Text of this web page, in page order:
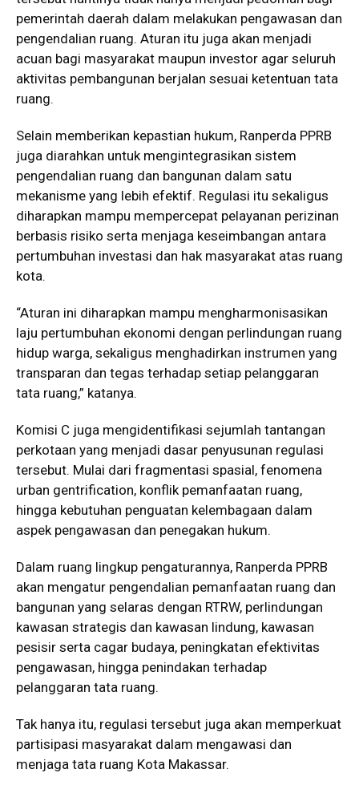
pemerintah daerah dalam melakukan pengawasan dan
pengendalian ruang. Aturan itu juga akan menjadi
acuan bagi masyarakat maupun investor agar seluruh
aktivitas pembangunan berjalan sesuai ketentuan tata
ruang.
Selain memberikan kepastian hukum, Ranperda PPRB
juga diarahkan untuk mengintegrasikan sistem
pengendalian ruang dan bangunan dalam satu
mekanisme yang lebih efektif. Regulasi itu sekaligus
diharapkan mampu mempercepat pelayanan perizinan
berbasis risiko serta menjaga keseimbangan antara
pertumbuhan investasi dan hak masyarakat atas ruang
kota.
“Aturan ini diharapkan mampu mengharmonisasikan
laju pertumbuhan ekonomi dengan perlindungan ruang
hidup warga, sekaligus menghadirkan instrumen yang
transparan dan tegas terhadap setiap pelanggaran
tata ruang,” katanya.
Komisi C juga mengidentifikasi sejumlah tantangan
perkotaan yang menjadi dasar penyusunan regulasi
tersebut. Mulai dari fragmentasi spasial, fenomena
urban gentrification, konflik pemanfaatan ruang,
hingga kebutuhan penguatan kelembagaan dalam
aspek pengawasan dan penegakan hukum.
Dalam ruang lingkup pengaturannya, Ranperda PPRB
akan mengatur pengendalian pemanfaatan ruang dan
bangunan yang selaras dengan RTRW, perlindungan
kawasan strategis dan kawasan lindung, kawasan
pesisir serta cagar budaya, peningkatan efektivitas
pengawasan, hingga penindakan terhadap
pelanggaran tata ruang.
Tak hanya itu, regulasi tersebut juga akan memperkuat
partisipasi masyarakat dalam mengawasi dan
menjaga tata ruang Kota Makassar.